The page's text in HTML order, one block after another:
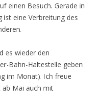
einen Besuch. Gerade in
ist eine Verbreitung des
es wieder den
Bahn-Haltestelle geben
im Monat). Ich freue
ab Mai auch mit